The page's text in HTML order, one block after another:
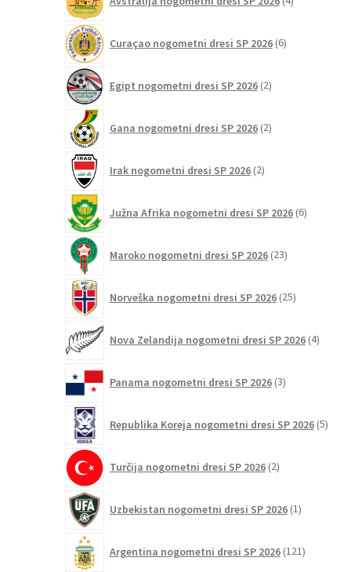
izdelki
Curaçao nogometni dresi SP 2026 6izdelkov
Egipt nogometni dresi SP 2026 2izdelka
Gana nogometni dresi SP 2026 2izdelka
Irak nogometni dresi SP 2026 2izdelka
Južna Afrika nogometni dresi SP 2026 6izdelkov
Maroko nogometni dresi SP 2026 23izdelkov
Norveška nogometni dresi SP 2026 25izdelkov
Nova Zelandija nogometni dresi SP 2026 4izdelki
Panama nogometni dresi SP 2026 3izdelki
Republika Koreja nogometni dresi SP 2026 5
Turčija nogometni dresi SP 2026 2izdelka
Uzbekistan nogometni dresi SP 2026 1izdelek
Argentina nogometni dresi SP 2026 121izdelkov